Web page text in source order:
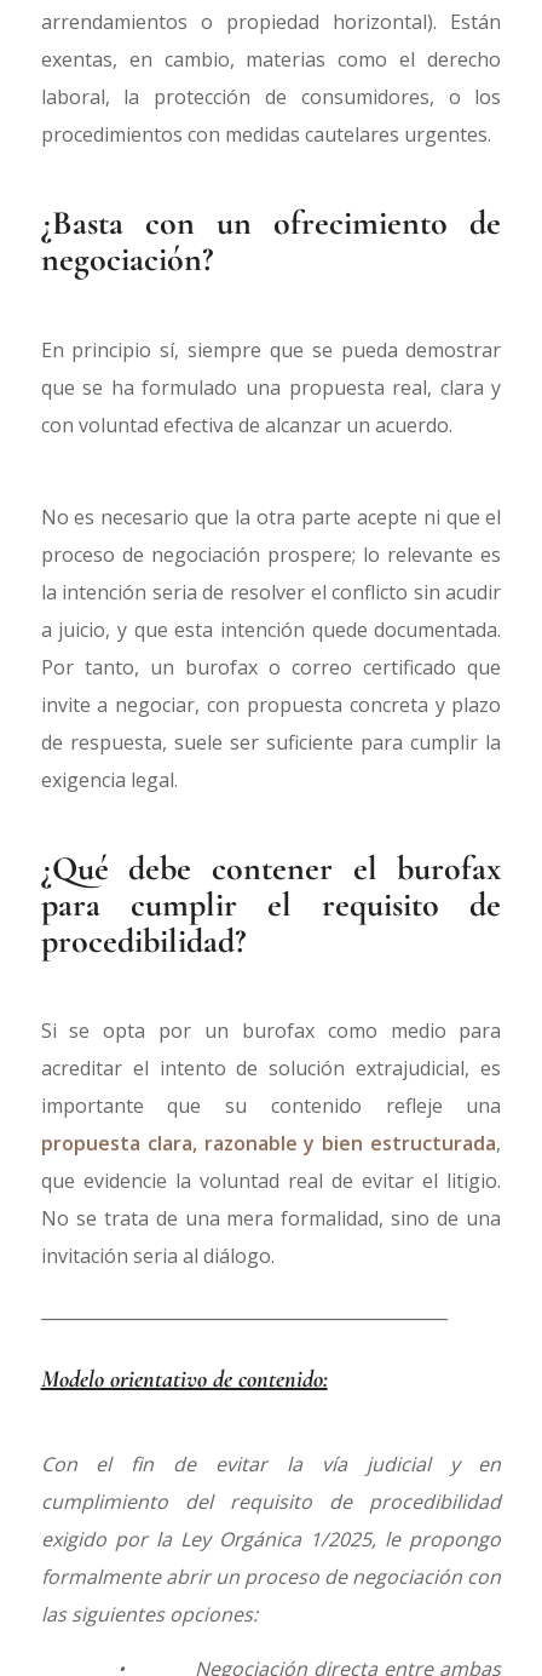
arrendamientos o propiedad horizontal). Están
exentas, en cambio, materias como el derecho
laboral, la protección de consumidores, o los
procedimientos con medidas cautelares urgentes.
¿Basta con un ofrecimiento de
negociación?
En principio sí, siempre que se pueda demostrar
que se ha formulado una propuesta real, clara y
con voluntad efectiva de alcanzar un acuerdo.
No es necesario que la otra parte acepte ni que el
proceso de negociación prospere; lo relevante es
la intención seria de resolver el conflicto sin acudir
a juicio, y que esta intención quede documentada.
Por tanto, un burofax o correo certificado que
invite a negociar, con propuesta concreta y plazo
de respuesta, suele ser suficiente para cumplir la
exigencia legal.
¿Qué debe contener el burofax
para cumplir el requisito de
procedibilidad?
Si se opta por un burofax como medio para
acreditar el intento de solución extrajudicial, es
importante que su contenido refleje una
propuesta clara, razonable y bien estructurada,
que evidencie la voluntad real de evitar el litigio.
No se trata de una mera formalidad, sino de una
invitación seria al diálogo.
Modelo orientativo de contenido:
Con el fin de evitar la vía judicial y en
cumplimiento del requisito de procedibilidad
exigido por la Ley Orgánica 1/2025, le propongo
formalmente abrir un proceso de negociación con
las siguientes opciones:
• Negociación directa entre ambas